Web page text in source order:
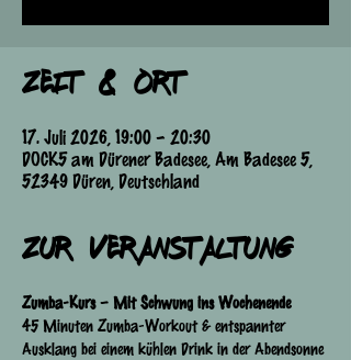
Zeit & Ort
17. Juli 2026, 19:00 – 20:30
DOCK5 am Dürener Badesee, Am Badesee 5,
52349 Düren, Deutschland
Zur Veranstaltung
Zumba-Kurs – Mit Schwung ins Wochenende
45 Minuten Zumba-Workout & entspannter
Ausklang bei einem kühlen Drink in der Abendsonne